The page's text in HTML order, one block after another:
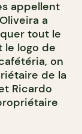
appellent
a
tout le
le logo de
on
de la
Ricardo